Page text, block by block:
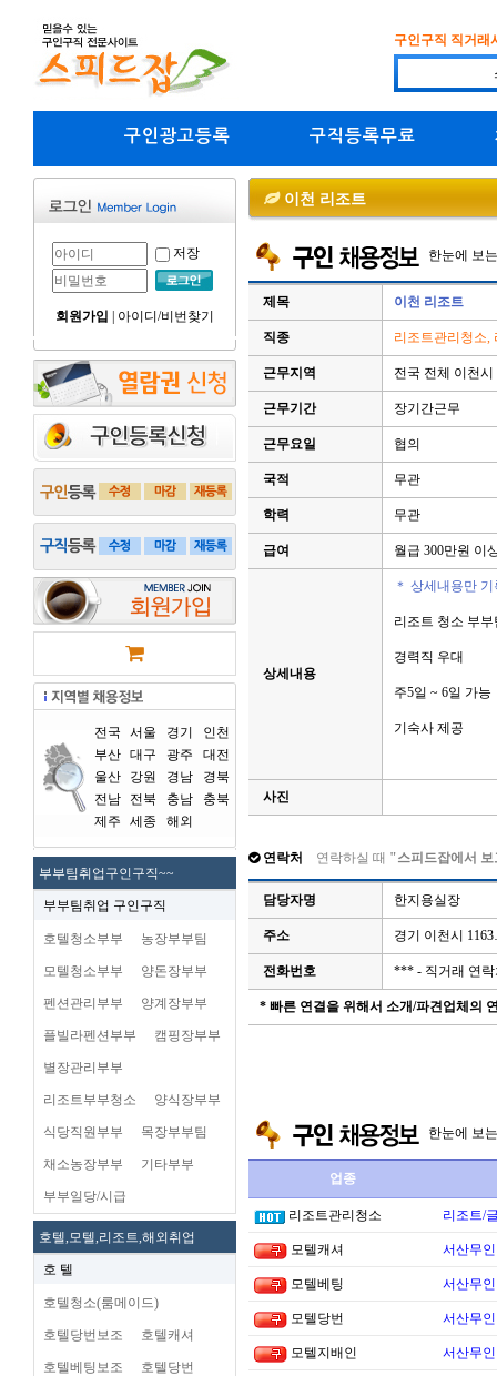
구인구직 직거래
구인광고등록 구직등록무료
저장
회원가입 아이디/비번찾기
전국 서울 경기
인천
부산 대구 광주
대전
울산
강원 경남
경북
전남
전북 충남
충북
제주
세종 해외
부부팀취업구인구직~~
부부팀취업 구인구직
호텔청소부부 농장부부팀
모텔청소부부 양돈장부부
펜션관리부부 양계장부부
플빌라펜션부부 캠핑장부부
별장관리부부
리조트부부청소 양식장부부
식당직원부부 목장부부팀
채소농장부부 기타부부
부부일당/시급
호텔,모텔,리조트,해외취업
호 텔
호텔청소(룸메이드)
호텔당번보조 호텔캐셔
호텔베팅보조 호텔당번
이천 리조트
한눈에 보
제목 이천 리조트
직종 리조트관리청소,
근무지역 전국 전체 이천
근무기간 장기간근무
근무요일 협의
국적 무관
학력 무관
급여 월급 300만원 이
상세내용
＊ 상세내용만
리조트 청소 부
경력직 우대
주5일 ~ 6일 가능
기숙사 제공
사진
연락처 연락하실 때 "스피드잡에서
담당자명 한지용실장
주소 경기 이천시
전화번호 *** - 직거래 연
* 빠른 연결을 위해서 소개/파견업체의
한눈에 보
업종
리조트관리청소 리조트/
모텔캐셔 서산무
모텔베팅 서산무
모텔당번 서산무
모텔지배인 서산무